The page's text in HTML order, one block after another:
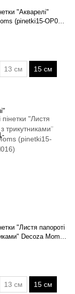
"Акварелі"
(pinetki15-ОР007-
13 см 15 см
"Листя папороті
Decoza Moms
pl016)
13 см 15 см